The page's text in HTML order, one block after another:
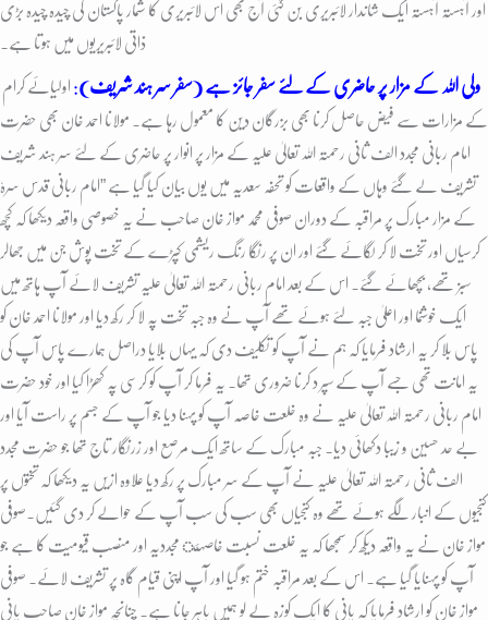
اور آہستہ آہستہ ایک شاندار لائبریری بن گئی آج بھی اس لائبریری کا شمار پاکستان کی چیدہ چیدہ بڑی
ذاتی لائبریریوں میں ہوتا ہے۔
ولی اللہ کے مزار پر حاضری کے لئے سفر جائز ہے (سفر سر ہند شریف): اولیائے کرام
کے مزارات سے فیض حاصل کرنا بھی بزرگان دین کا معمول رہا ہے۔ مولانا احمد خان بھی حضرت
امام ربانی مجدد الف ثانی رحمتہ اللہ تعالیٰ علیہ کے مزار پر انوار پر حاضری کے لئے سر ہند شریف
تشریف لے گئے وہاں کے واقعات کو تحفہ سعدیہ میں یوں بیان کیا گیا ہے ”امام ربانی قدس سرہٗ
کے مزار مبارک پر مراقبہ کے دوران صوفی محمد مواز خان صاحب نے یہ خصوصی واقعہ دیکھا کہ کچھ
کرسیاں اور تخت لا کر لگائے گئے اور ان پر رنگا رنگ ریشمی کپڑے کے تخت پوش جن میں جھالر
سبز تھے، بچھائے گئے۔ اس کے بعد امام ربانی رحمتہ اللہ تعالیٰ علیہ تشریف لائے آپ ہاتھ میں
ایک خوشنما اور اعلیٰ جبہ لئے ہوئے تھے آپ نے وہ جبہ تخت پہ لا کر رکھ دیا اور مولانا احمد خان کو
پاس بلا کر یہ ارشاد فرمایا کہ ہم نے آپ کو تکلیف دی کہ یہاں بلایا دراصل ہمارے پاس آپ کی
یہ امانت تھی جسے آپ کے سپر د کرنا ضروری تھا۔ یہ فرما کر آپ کو کرسی پہ کھڑا کیا اور خود حضرت
امام ربانی رحمتہ اللہ تعالیٰ علیہ نے وہ خلعت خاصہ آپ کو پہنا دیا جو آپ کے جسم پر راست آیا اور
بے حد حسین و زیبا دکھائی دیا۔ جبہ مبارک کے ساتھ ایک مرصع اور زرنگار تاج تھا جو حضرت مجدد
الف ثانی رحمتہ اللہ تعالیٰ علیہ نے آپ کے سر مبارک پر رکھ دیا علاوہ ازیں یہ دیکھا کہ تختوں پر
کنجیوں کے انبار لگے ہوئے تھے وہ کنجیاں بھی سب کی سب آپ کے حوالے کر دی گئیں۔صوفی
مواز خان نے یہ واقعہ دیکھ کر سمجھا کہ یہ خلعت نسبت خاصہئ مجددیہ اور منصب قیومیت کا ہے جو
آپ کو پہنایا گیا ہے۔ اس کے بعد مراقبہ ختم ہو گیا اور آپ اپنی قیام گاہ پر تشریف لائے۔ صوفی
مواز خان کو ارشاد فرمایا کہ پانی کا ایک کوزہ لے لو ہمیں باہر جانا ہے۔ چنانچہ مواز خان صاحب پانی